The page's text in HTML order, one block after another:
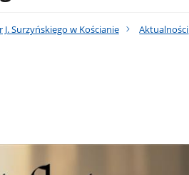
Surzyńskiego w Kościanie Aktualności